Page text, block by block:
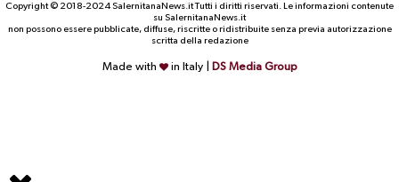
Copyright © 2018-2024 SalernitanaNews.it Tutti i diritti riservati. Le informazioni contenute
su SalernitanaNews.it
non possono essere pubblicate, diffuse, riscritte o ridistribuite senza previa autorizzazione
scritta della redazione
Made with in Italy | DS Media Group